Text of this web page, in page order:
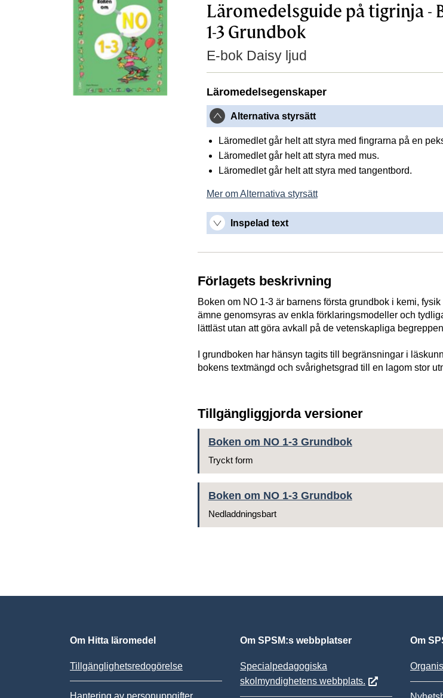
Läromedelsguide på tigrinja -
1-3 Grundbok
E-bok Daisy ljud
Läromedelsegenskaper
Alternativa styrsätt
Läromedlet går helt att styra med fingrarna på en
Läromedlet går helt att styra med mus.
Läromedlet går helt att styra med tangentbord.
Mer om Alternativa styrsätt
Inspelad text
Förlagets beskrivning
Boken om NO 1-3 är barnens första grundbok i kemi,
ämne genomsyras av enkla förklaringsmodeller och
lättläst utan att göra avkall på de vetenskapliga
I grundboken har hänsyn tagits till begränsningar i
bokens textmängd och svårighetsgrad till en lagom stor
Tillgängliggjorda versioner
Boken om NO 1-3 Grundbok
Tryckt form
Boken om NO 1-3 Grundbok
Nedladdningsbart
Om Hitta läromedel
Tillgänglighetsredogörelse
Hantering av personuppgifter
Om SPSM:s webbplatser
Specialpedagogiska
skolmyndighetens webbplats.
Om